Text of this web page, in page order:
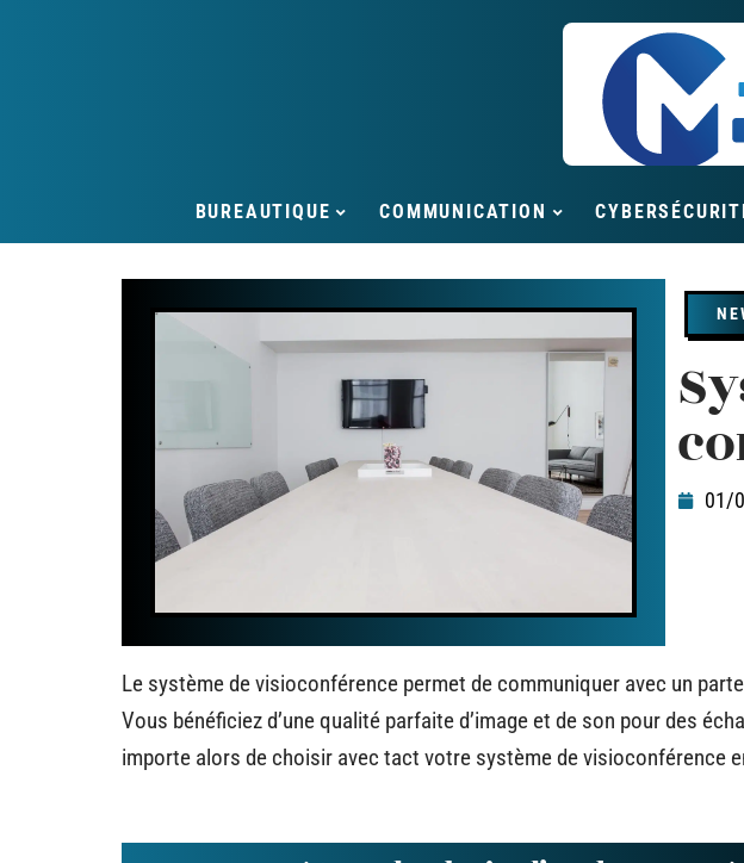
BUREAUTIQUE COMMUNICATION
01/
Le système de visioconférence permet de communiquer avec un
Vous bénéficiez d’une qualité parfaite d’image et de son pour des
importe alors de choisir avec tact votre système de visioconférence